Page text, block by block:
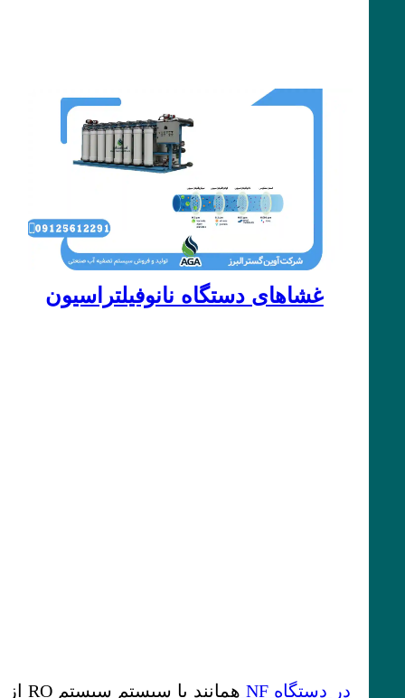
غشاهای دستگاه نانوفیلتراسیون
در دستگاه NF
همانند با سیستم سیستم RO از